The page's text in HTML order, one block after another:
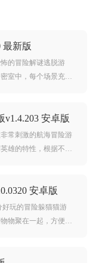
最新版
的冒险解谜逃脱游
室中，每个场景充满
。
安卓版
常刺激的航海冒险游
雄的特性，根据不同
安卓版
好玩的冒险躲猫猫游
物聚在一起，方便躲